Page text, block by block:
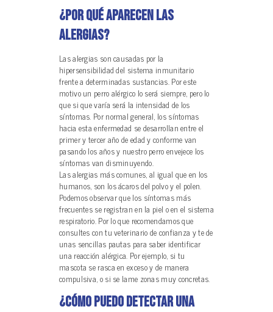
¿Por qué aparecen las
alergias?
Las alergias son causadas por la
hipersensibilidad del sistema inmunitario
frente a determinadas sustancias. Por este
motivo un perro alérgico lo será siempre, pero lo
que si que varía será la intensidad de los
síntomas. Por normal general, los síntomas
hacia esta enfermedad se desarrollan entre el
primer y tercer año de edad y conforme van
pasando los años y nuestro perro envejece los
síntomas van disminuyendo.
Las alergias más comunes, al igual que en los
humanos, son los ácaros del polvo y el polen.
Podemos observar que los síntomas más
frecuentes se registran en la piel o en el sistema
respiratorio. Por lo que recomendamos que
consultes con tu veterinario de confianza y te de
unas sencillas pautas para saber identificar
una reacción alérgica. Por ejemplo, si tu
mascota se rasca en exceso y de manera
compulsiva, o si se lame zonas muy concretas.
¿Cómo puedo detectar una